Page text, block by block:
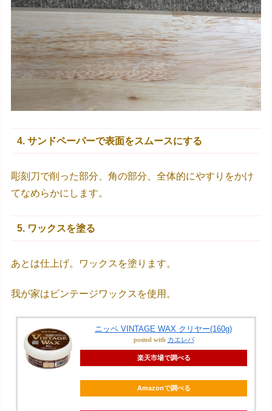
4. サンドペーパーで表面をスムースにする
彫刻刀で削った部分、角の部分、全体的にやすりをかけ
てなめらかにします。
5. ワックスを塗る
あとは仕上げ。ワックスを塗ります。
我が家はビンテージワックスを使用。
ニッペ VINTAGE WAX クリヤー(160g)
posted with カエレバ
楽天市場で調べる
Amazonで調べる